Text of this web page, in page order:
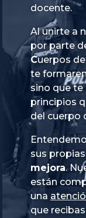
docente.
Al unirte a
por parte
Cuerpos de
te
sino que te
principios
del cuerpo
sus propias
mejora.
están
una
que